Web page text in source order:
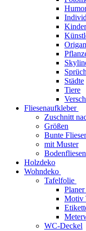
Städte
Tiere
Fliesenaufkleber
Zuschnitt
Größen
Bunte
mit Muster
Bodenfliesen
Holzdeko
Wohndeko
Tafelfolie
Motiv
WC-Deckel